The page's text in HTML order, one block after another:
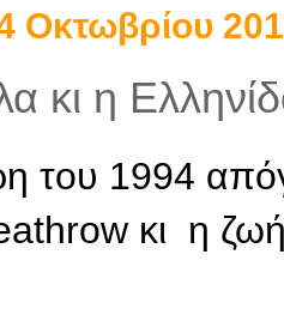
Οκτωβρίου
κι η
του 1994
κι η